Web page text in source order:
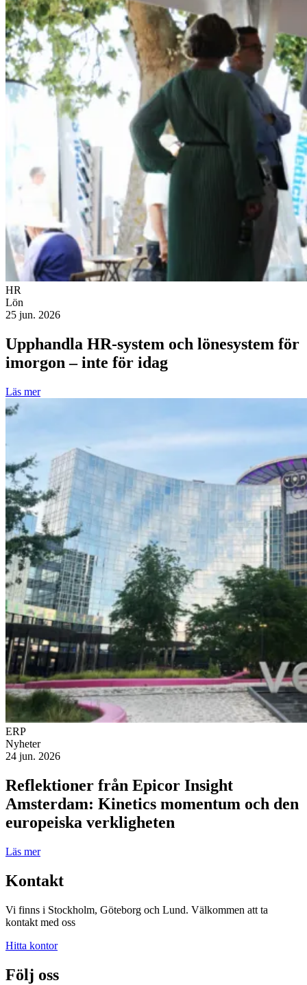
HR
Lön
25 jun. 2026
Upphandla HR-system och lönesystem för
imorgon – inte för idag
Läs mer
ERP
Nyheter
24 jun. 2026
Reflektioner från Epicor Insight
Amsterdam: Kinetics momentum och den
europeiska verkligheten
Läs mer
Kontakt
Vi finns i Stockholm, Göteborg och Lund. Välkommen att ta
kontakt med oss
Hitta kontor
Följ oss